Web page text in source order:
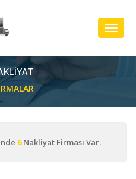
6Nakliyat Firması Var.